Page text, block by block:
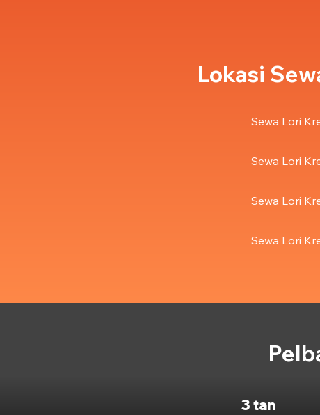
Lokasi
Sewa Lori
Sewa Lori
Sewa Lori
Sewa Lori
3 tan